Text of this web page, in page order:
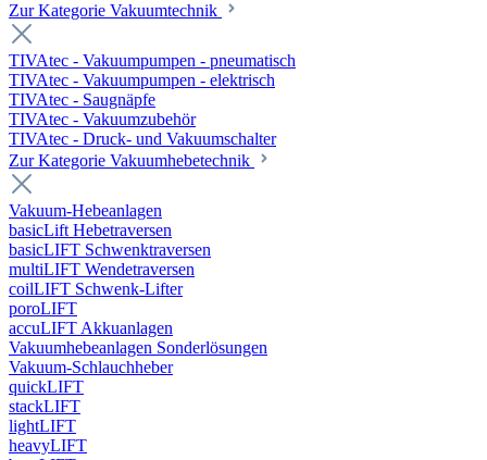
Zur Kategorie Vakuumtechnik
TIVAtec - Vakuumpumpen - pneumatisch
TIVAtec - Vakuumpumpen - elektrisch
TIVAtec - Saugnäpfe
TIVAtec - Vakuumzubehör
TIVAtec - Druck- und Vakuumschalter
Zur Kategorie Vakuumhebetechnik
Vakuum-Hebeanlagen
basicLift Hebetraversen
basicLIFT Schwenktraversen
multiLIFT Wendetraversen
coilLIFT Schwenk-Lifter
poroLIFT
accuLIFT Akkuanlagen
Vakuumhebeanlagen Sonderlösungen
Vakuum-Schlauchheber
quickLIFT
stackLIFT
lightLIFT
heavyLIFT